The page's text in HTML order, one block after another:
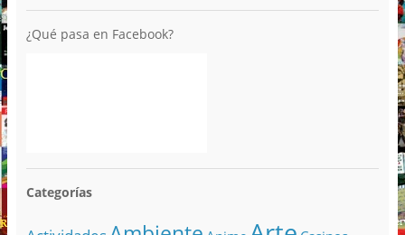
¿Qué pasa en Facebook?
Categorías